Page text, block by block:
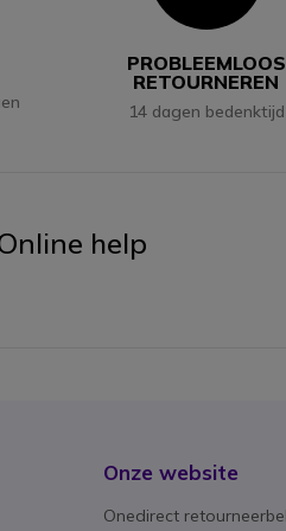
PROBLEEMLOOS
RETOURNEREN
14 dagen bedenktijd
help
Onze website
Onedirect